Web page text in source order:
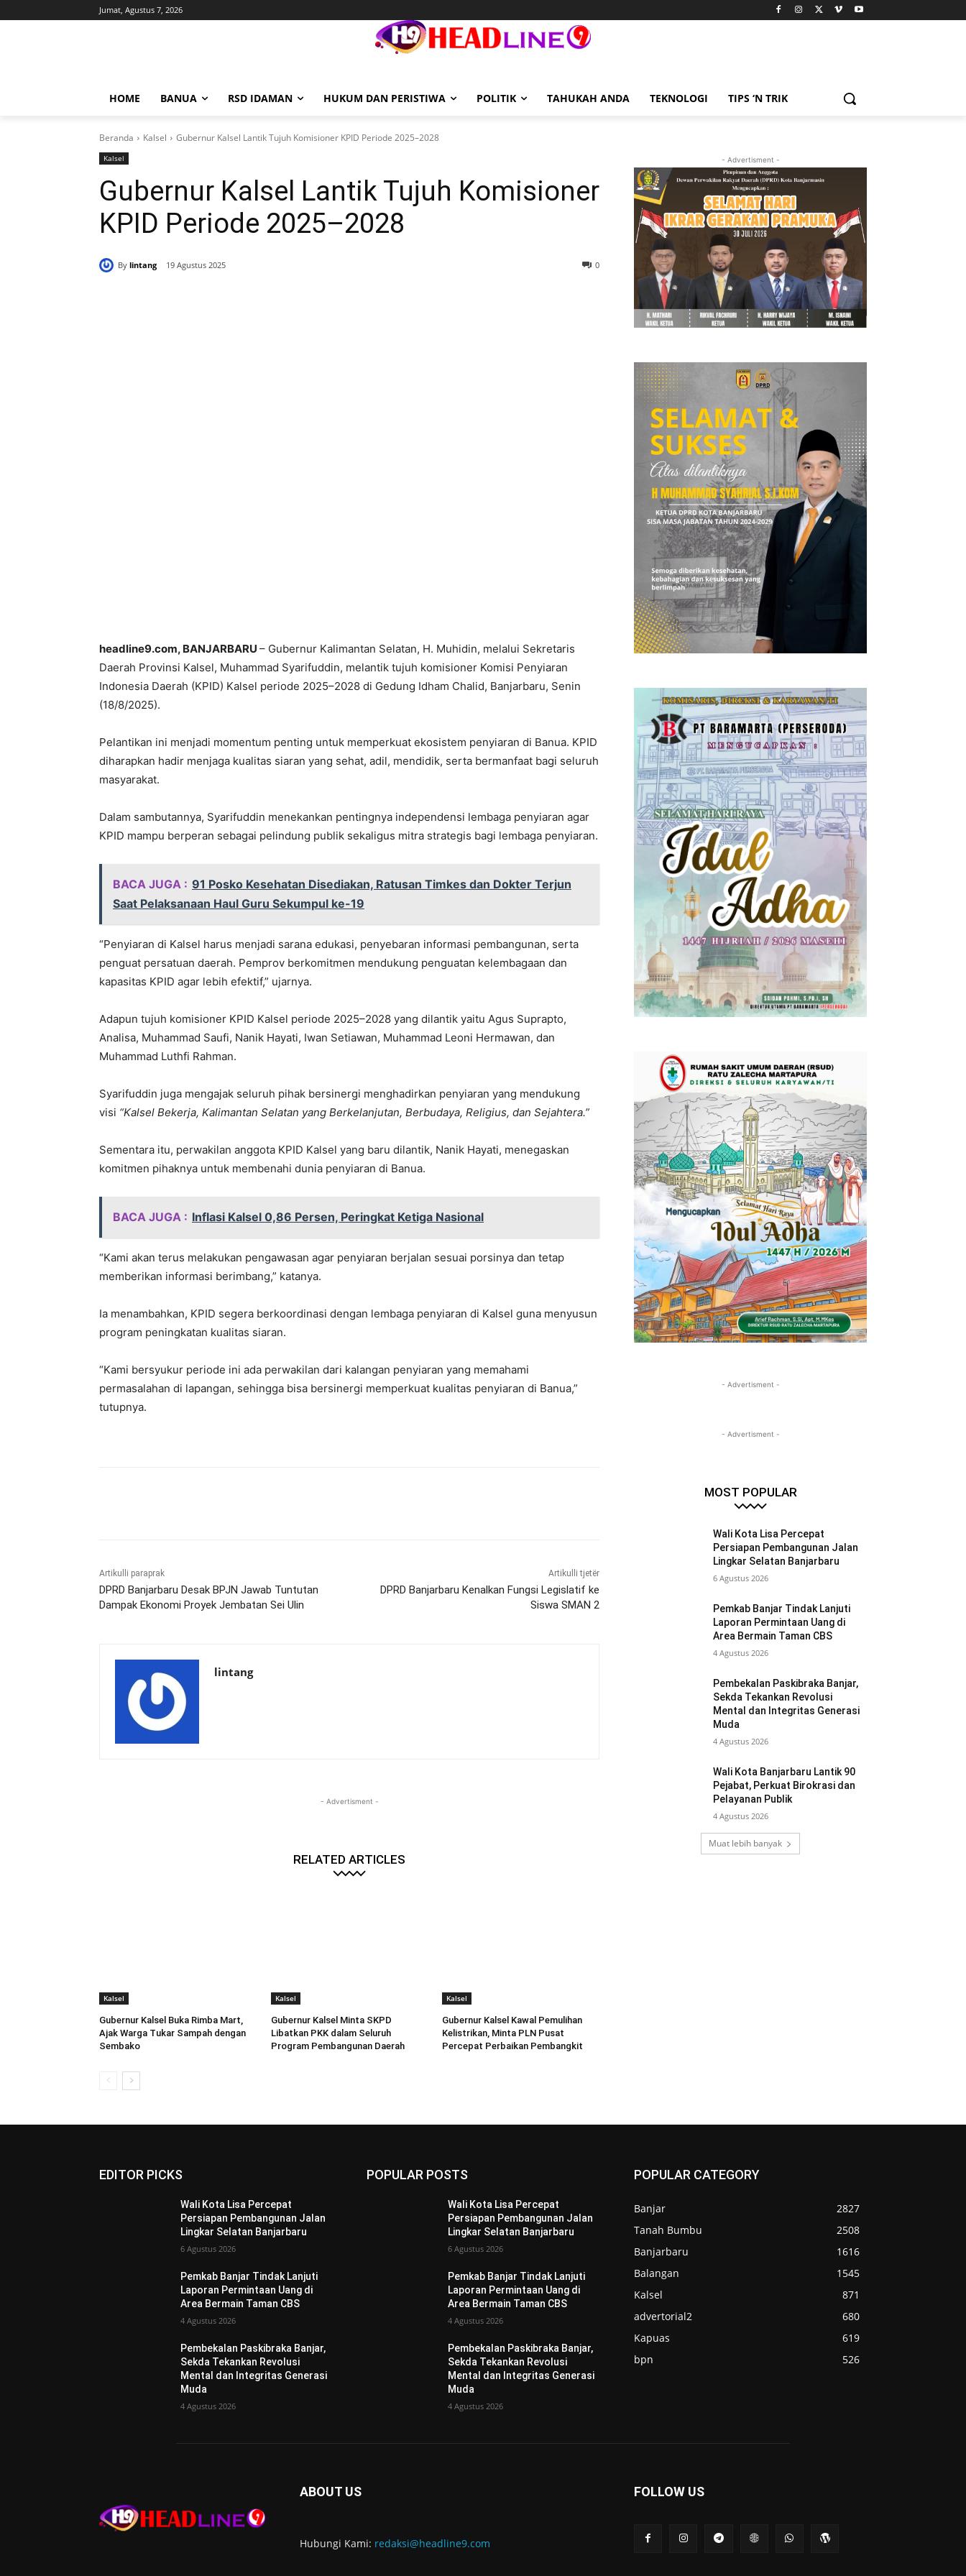
Jumat, Agustus 7, 2026
HOME BANUA RSD IDAMAN HUKUM DAN PERISTIWA POLITIK TAHUKAH ANDA TEKNOLOGI TIPS ‘N TRIK
Beranda Kalsel Gubernur Kalsel Lantik Tujuh Komisioner KPID Periode 2025–2028
Kalsel
Gubernur Kalsel Lantik Tujuh Komisioner
KPID Periode 2025–2028
By lintang 19 Agustus 2025 0
headline9.com, BANJARBARU – Gubernur Kalimantan Selatan, H. Muhidin, melalui Sekretaris
Daerah Provinsi Kalsel, Muhammad Syarifuddin, melantik tujuh komisioner Komisi Penyiaran
Indonesia Daerah (KPID) Kalsel periode 2025–2028 di Gedung Idham Chalid, Banjarbaru, Senin
(18/8/2025).
Pelantikan ini menjadi momentum penting untuk memperkuat ekosistem penyiaran di Banua. KPID
diharapkan hadir menjaga kualitas siaran yang sehat, adil, mendidik, serta bermanfaat bagi seluruh
masyarakat.
Dalam sambutannya, Syarifuddin menekankan pentingnya independensi lembaga penyiaran agar
KPID mampu berperan sebagai pelindung publik sekaligus mitra strategis bagi lembaga penyiaran.
BACA JUGA : 91 Posko Kesehatan Disediakan, Ratusan Timkes dan Dokter Terjun
Saat Pelaksanaan Haul Guru Sekumpul ke-19
“Penyiaran di Kalsel harus menjadi sarana edukasi, penyebaran informasi pembangunan, serta
penguat persatuan daerah. Pemprov berkomitmen mendukung penguatan kelembagaan dan
kapasitas KPID agar lebih efektif,” ujarnya.
Adapun tujuh komisioner KPID Kalsel periode 2025–2028 yang dilantik yaitu Agus Suprapto,
Analisa, Muhammad Saufi, Nanik Hayati, Iwan Setiawan, Muhammad Leoni Hermawan, dan
Muhammad Luthfi Rahman.
Syarifuddin juga mengajak seluruh pihak bersinergi menghadirkan penyiaran yang mendukung
visi “Kalsel Bekerja, Kalimantan Selatan yang Berkelanjutan, Berbudaya, Religius, dan Sejahtera.”
Sementara itu, perwakilan anggota KPID Kalsel yang baru dilantik, Nanik Hayati, menegaskan
komitmen pihaknya untuk membenahi dunia penyiaran di Banua.
BACA JUGA : Inflasi Kalsel 0,86 Persen, Peringkat Ketiga Nasional
“Kami akan terus melakukan pengawasan agar penyiaran berjalan sesuai porsinya dan tetap
memberikan informasi berimbang,” katanya.
Ia menambahkan, KPID segera berkoordinasi dengan lembaga penyiaran di Kalsel guna menyusun
program peningkatan kualitas siaran.
“Kami bersyukur periode ini ada perwakilan dari kalangan penyiaran yang memahami
permasalahan di lapangan, sehingga bisa bersinergi memperkuat kualitas penyiaran di Banua,”
tutupnya.
Artikulli paraprak
DPRD Banjarbaru Desak BPJN Jawab Tuntutan
Dampak Ekonomi Proyek Jembatan Sei Ulin
Artikulli tjetër
DPRD Banjarbaru Kenalkan Fungsi Legislatif ke
Siswa SMAN 2
lintang
- Advertisment -
RELATED ARTICLES
Kalsel
Gubernur Kalsel Buka Rimba Mart,
Ajak Warga Tukar Sampah dengan
Sembako
Kalsel
Gubernur Kalsel Minta SKPD
Libatkan PKK dalam Seluruh
Program Pembangunan Daerah
Kalsel
Gubernur Kalsel Kawal Pemulihan
Kelistrikan, Minta PLN Pusat
Percepat Perbaikan Pembangkit
- Advertisment -
- Advertisment -
- Advertisment -
MOST POPULAR
Wali Kota Lisa Percepat
Persiapan Pembangunan Jalan
Lingkar Selatan Banjarbaru
6 Agustus 2026
Pemkab Banjar Tindak Lanjuti
Laporan Permintaan Uang di
Area Bermain Taman CBS
4 Agustus 2026
Pembekalan Paskibraka Banjar,
Sekda Tekankan Revolusi
Mental dan Integritas Generasi
Muda
4 Agustus 2026
Wali Kota Banjarbaru Lantik 90
Pejabat, Perkuat Birokrasi dan
Pelayanan Publik
4 Agustus 2026
Muat lebih banyak
EDITOR PICKS
Wali Kota Lisa Percepat
Persiapan Pembangunan Jalan
Lingkar Selatan Banjarbaru
6 Agustus 2026
Pemkab Banjar Tindak Lanjuti
Laporan Permintaan Uang di
Area Bermain Taman CBS
4 Agustus 2026
Pembekalan Paskibraka Banjar,
Sekda Tekankan Revolusi
Mental dan Integritas Generasi
Muda
4 Agustus 2026
POPULAR POSTS
Wali Kota Lisa Percepat
Persiapan Pembangunan Jalan
Lingkar Selatan Banjarbaru
6 Agustus 2026
Pemkab Banjar Tindak Lanjuti
Laporan Permintaan Uang di
Area Bermain Taman CBS
4 Agustus 2026
Pembekalan Paskibraka Banjar,
Sekda Tekankan Revolusi
Mental dan Integritas Generasi
Muda
4 Agustus 2026
POPULAR CATEGORY
Banjar
2827
Tanah Bumbu
2508
Banjarbaru
1616
Balangan
1545
Kalsel
871
advertorial2
680
Kapuas
619
bpn
526
ABOUT US
Hubungi Kami: redaksi@headline9.com
FOLLOW US